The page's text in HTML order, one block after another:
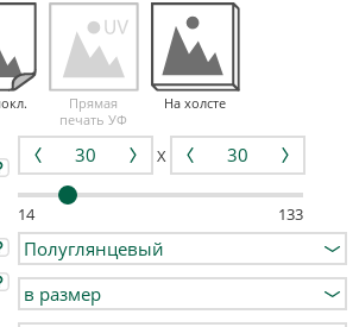
Прямая
печать УФ
На холсте
X
14
133